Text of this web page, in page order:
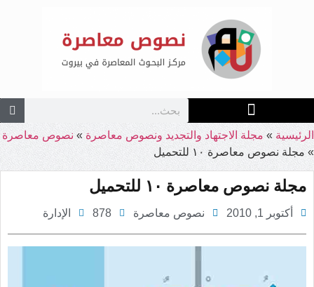
الرئيسية » مجلة الاجتهاد والتجديد ونصوص معاصرة »نصوص معاصرة
» مجلة نصوص معاصرة ۱۰ للتحميل
مجلة نصوص معاصرة ۱۰ للتحميل
أكتوبر 1, 2010 نصوص معاصرة 878 الإدارة